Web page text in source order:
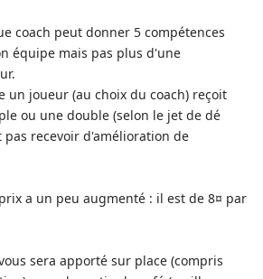
coach peut donner 5 compétences
équipe mais pas plus d'une
un joueur (au choix du coach) reçoit
ou une double (selon le jet de dé
recevoir d'amélioration de
a un peu augmenté : il est de 8¤ par
sera apporté sur place (compris